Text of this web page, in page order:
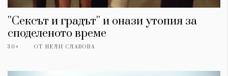
''Сексът и градът'' и онази утопия за
споделеното време
30+ ОТ НЕЛИ СЛАВОВА